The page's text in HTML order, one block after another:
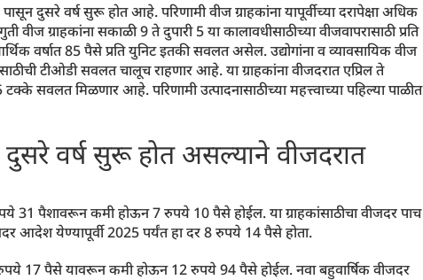
दुसरे वर्ष सुरू होत आहे. परिणामी वीज ग्राहकांना यापूर्वीच्या दरापेक्षा अधिक
ग्राहकांना सकाळी 9 ते दुपारी 5 या कालावधीसाठीच्या वीजवापरासाठी प्रति
वर्षात 85 पैसे प्रति युनिट इतकी सवलत असेल. उद्योगांना व व्यावसायिक वीज
टीओडी सवलत चालूच राहणार आहे. या ग्राहकांना वीजदरात एप्रिल ते
सवलत मिळणार आहे. परिणामी उत्पादनासाठीच्या महत्त्वाच्या पहिल्या पाळीत
वर्ष सुरू होत असल्याने वीजदरात
31 पैशावरून कमी होऊन 7 रुपये 10 पैसे होईल. या ग्राहकांसाठीचा वीजदर पाच
आदेश येण्यापूर्वी 2025 पर्यंत हा दर 8 रुपये 14 पैसे होता.
17 पैसे यावरून कमी होऊन 12 रुपये 94 पैसे होईल. नवा बहुवार्षिक वीजदर